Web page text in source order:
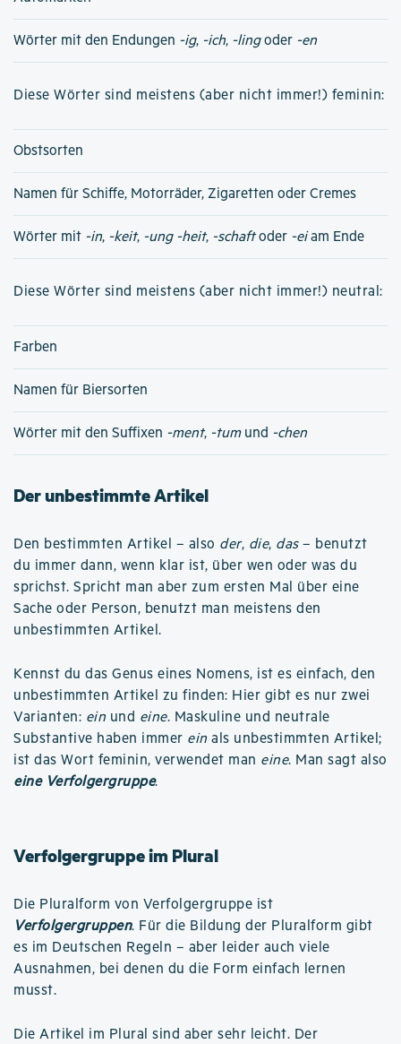
Wörter mit den Endungen -ig, -ich, -lingoder -en
Diese Wörter sind meistens (aber nicht immer!) feminin:
Obstsorten
Namen für Schiffe, Motorräder, Zigaretten oder Cremes
Wörter mit -in, -keit, -ung -heit, -schaftoder -eiam Ende
Diese Wörter sind meistens (aber nicht immer!) neutral:
Farben
Namen für Biersorten
Wörter mit den Suffixen -ment, -tumund -chen
Der unbestimmte Artikel
Den bestimmten Artikel – also der, die, das– benutzt
du immer dann, wenn klar ist, über wen oder was du
sprichst. Spricht man aber zum ersten Mal über eine
Sache oder Person, benutzt man meistens den
unbestimmten Artikel.
Kennst du das Genus eines Nomens, ist es einfach, den
unbestimmten Artikel zu finden: Hier gibt es nur zwei
Varianten: ein und eine. Maskuline und neutrale
Substantive haben immer ein als unbestimmten Artikel;
ist das Wort feminin, verwendet man eine. Man sagt also
eine Verfolgergruppe.
Verfolgergruppe im Plural
Die Pluralform von Verfolgergruppe ist
Verfolgergruppen. Für die Bildung der Pluralform gibt
es im Deutschen Regeln – aber leider auch viele
Ausnahmen, bei denen du die Form einfach lernen
musst.
Die Artikel im Plural sind aber sehr leicht. Der